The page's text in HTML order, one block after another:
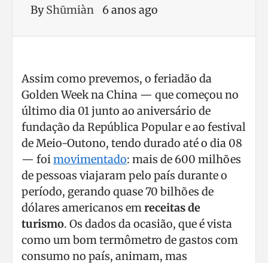
By Shūmiàn 6 anos ago
Assim como prevemos, o feriadão da
Golden Week na China — que começou no
último dia 01 junto ao aniversário de
fundação da República Popular e ao festival
de Meio-Outono, tendo durado até o dia 08
— foimovimentado: mais de 600 milhões
de pessoas viajaram pelo país durante o
período, gerando quase 70 bilhões de
dólares americanos emreceitas de
turismo. Os dados da ocasião, que é vista
como um bom termômetro de gastos com
consumo no país, animam, mas